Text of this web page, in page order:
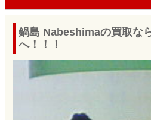
鍋島 Nabeshimaの買取な
へ！！！